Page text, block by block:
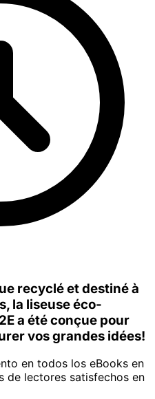
recyclé et destiné à
la liseuse éco-
a été conçue pour
vos grandes idées!
en todos los eBooks en
de lectores satisfechos en